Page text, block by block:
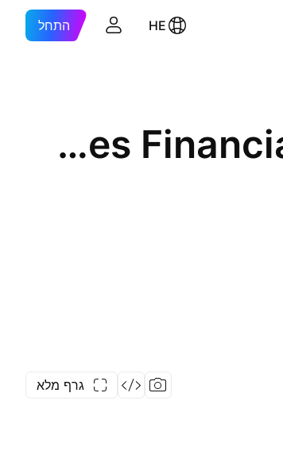
HE התחל
Jefferies Financial Group Inc. 7.0% 30-APR-2045
גרף מלא